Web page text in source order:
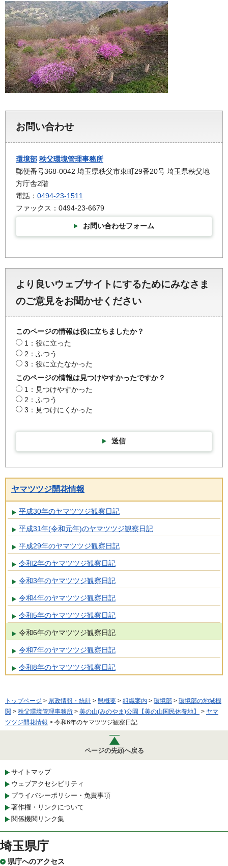
お問い合わせ
環境部 秩父環境管理事務所
郵便番号368-0042 埼玉県秩父市東町29番20号 埼玉県秩父地
方庁舎2階
電話： 0494-23-1511
ファックス：0494-23-6679
お問い合わせフォーム
より良いウェブサイトにするためにみなさま
のご意見をお聞かせください
このページの情報は役に立ちましたか？
1：役に立った
2：ふつう
3：役に立たなかった
このページの情報は見つけやすかったですか？
1：見つけやすかった
2：ふつう
3：見つけにくかった
送信
ヤマツツジ開花情報
平成30年のヤマツツジ観察日記
平成31年(令和元年)のヤマツツジ観察日記
平成29年のヤマツツジ観察日記
令和2年のヤマツツジ観察日記
令和3年のヤマツツジ観察日記
令和4年のヤマツツジ観察日記
令和5年のヤマツツジ観察日記
令和6年のヤマツツジ観察日記
令和7年のヤマツツジ観察日記
令和8年のヤマツツジ観察日記
トップページ > 県政情報・統計 > 県概要 > 組織案内 > 環境部 > 環境部の地域機
関 > 秩父環境管理事務所 > 美の山(みのやま)公園【美の山国民休養地】 > ヤマ
ツツジ開花情報 > 令和6年のヤマツツジ観察日記
ページの先頭へ戻る
サイトマップ
ウェブアクセシビリティ
プライバシーポリシー・免責事項
著作権・リンクについて
関係機関リンク集
埼玉県庁
県庁へのアクセス